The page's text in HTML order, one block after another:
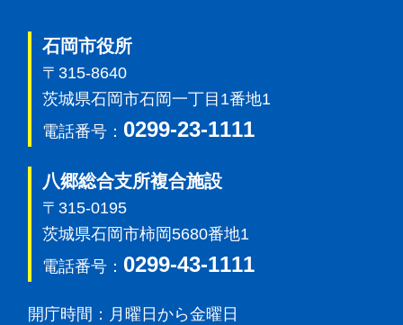
石岡市役所
〒315-8640
茨城県石岡市石岡一丁目1番地1
電話番号： 0299-23-1111
八郷総合支所複合施設
〒315-0195
茨城県石岡市柿岡5680番地1
電話番号： 0299-43-1111
開庁時間： 月曜日から金曜日